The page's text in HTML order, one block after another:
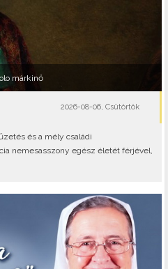
márkinő
2026-08-06, Csütörtök
és a mély családi
nemesasszony egész életét férjével,